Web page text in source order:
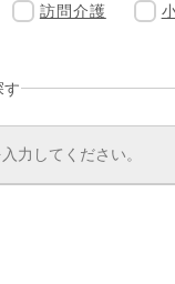
訪問介護
す